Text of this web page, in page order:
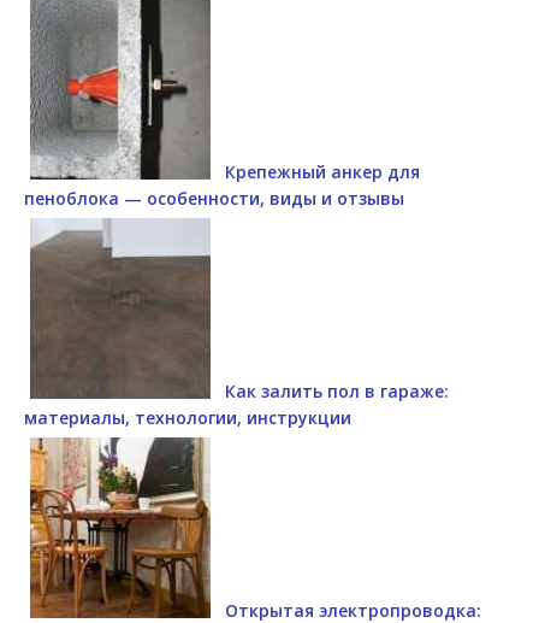
Крепежный анкер для
пеноблока — особенности, виды и отзывы
Как залить пол в гараже:
материалы, технологии, инструкции
Открытая электропроводка: